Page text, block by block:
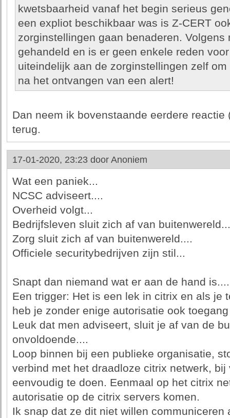
kwetsbaarheid vanaf het begin serieus
een expliot beschikbaar was is Z-CERT
zorginstellingen gaan benaderen.
gehandeld en is er geen enkele reden
uiteindelijk aan de zorginstellingen zelf
na het ontvangen van een alert!
Dan neem ik bovenstaande eerdere
terug.
17-01-2020, 23:23 door Anoniem
Wat een paniek...
NCSC adviseert....
Overheid volgt...
Bedrijfsleven sluit zich af van
Zorg sluit zich af van buitenwereld....
Officiele securitybedrijven zijn stil...
Snapt dan niemand wat er aan de hand is....
Een trigger: Het is een lek in citrix en als je
heb je zonder enige autorisatie ook
Leuk dat men adviseert, sluit je af van de
onvoldoende....
Loop binnen bij een publieke organisatie,
verbind met het draadloze citrix netwerk,
eenvoudig te doen. Eenmaal op het citrix
autorisatie op de citrix servers komen.
Ik snap dat ze dit niet willen communiceren